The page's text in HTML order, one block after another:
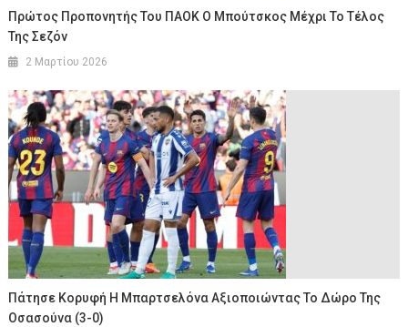
Πρώτος Προπονητής Του ΠΑΟΚ Ο Μπούτσκος Μέχρι Το Τέλος
Της Σεζόν
2 Μαρτίου 2026
Πάτησε Κορυφή Η Μπαρτσελόνα Αξιοποιώντας Το Δώρο Της
Οσασούνα (3-0)